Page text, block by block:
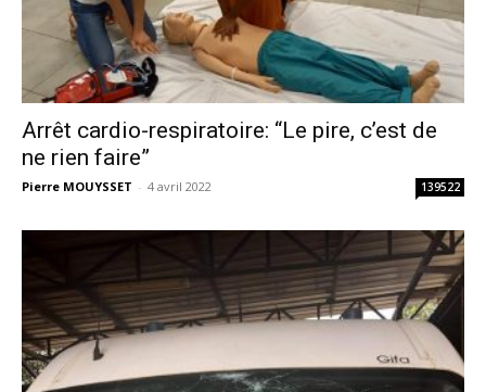
Arrêt cardio-respiratoire: “Le pire, c’est de
ne rien faire”
Pierre MOUYSSET - 4 avril 2022 139522